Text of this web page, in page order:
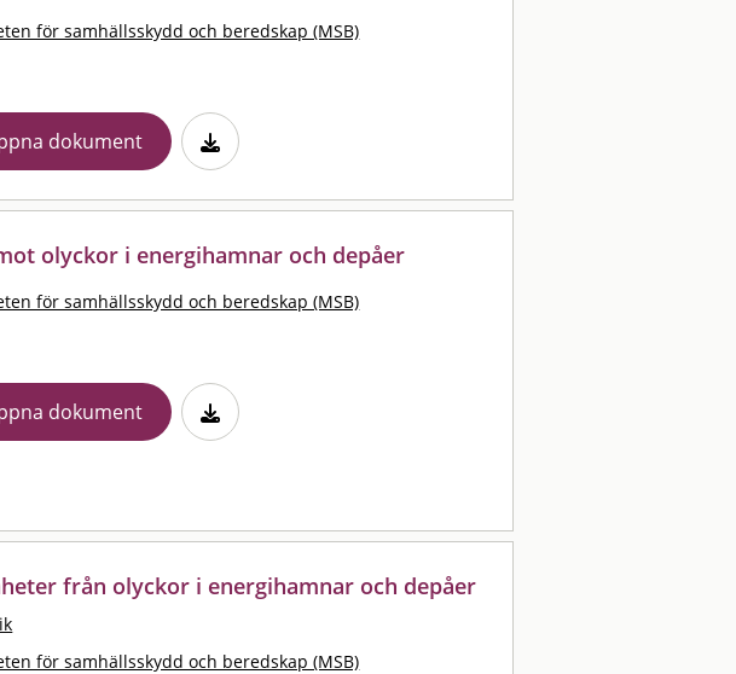
för samhällsskydd och beredskap (MSB)
dokument
olyckor i energihamnar och depåer
för samhällsskydd och beredskap (MSB)
dokument
från olyckor i energihamnar och depåer
för samhällsskydd och beredskap (MSB)